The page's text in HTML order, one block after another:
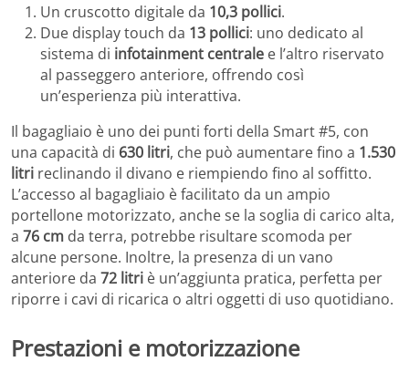
Un cruscotto digitale da 10,3 pollici.
Due display touch da 13 pollici: uno dedicato al
sistema di infotainment centrale e l’altro riservato
al passeggero anteriore, offrendo così
un’esperienza più interattiva.
Il bagagliaio è uno dei punti forti della Smart #5, con
una capacità di 630 litri, che può aumentare fino a 1.530
litri reclinando il divano e riempiendo fino al soffitto.
L’accesso al bagagliaio è facilitato da un ampio
portellone motorizzato, anche se la soglia di carico alta,
a 76 cm da terra, potrebbe risultare scomoda per
alcune persone. Inoltre, la presenza di un vano
anteriore da 72 litri è un’aggiunta pratica, perfetta per
riporre i cavi di ricarica o altri oggetti di uso quotidiano.
Prestazioni e motorizzazione